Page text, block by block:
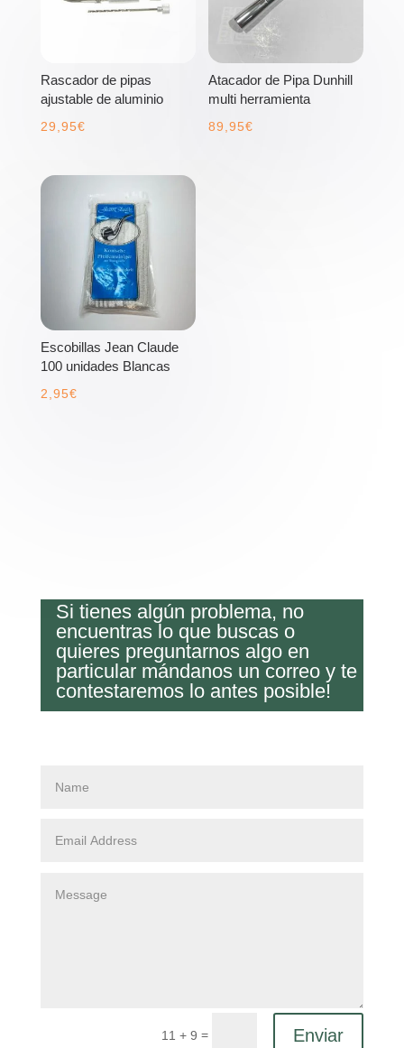
Rascador de pipas
ajustable de aluminio
29,95€
Atacador de Pipa Dunhill
multi herramienta
89,95€
Escobillas Jean Claude
100 unidades Blancas
2,95€
Si tienes algún problema, no
encuentras lo que buscas o
quieres preguntarnos algo en
particular mándanos un correo y te
contestaremos lo antes posible!
11 + 9 = Enviar